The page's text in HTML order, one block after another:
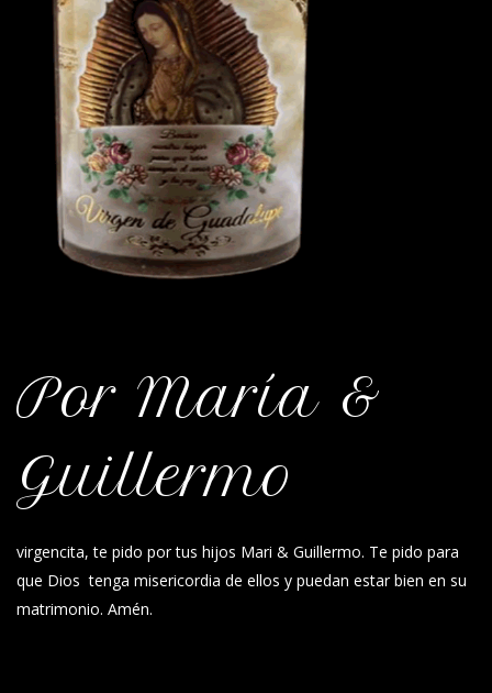
Por María &
Guillermo
virgencita, te pido por tus hijos Mari & Guillermo. Te pido para
que Dios tenga misericordia de ellos y puedan estar bien en su
matrimonio. Amén.